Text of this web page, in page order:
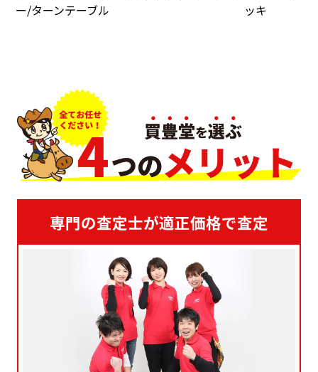
ー/ターンテーブル
ッキ
専門の査定士が適正価格で査定